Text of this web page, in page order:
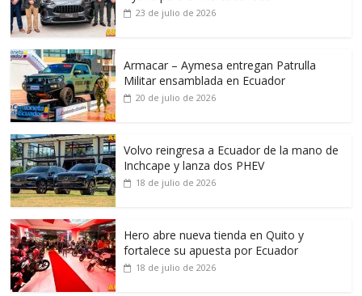
23 de julio de 2026
Armacar – Aymesa entregan Patrulla
Militar ensamblada en Ecuador
20 de julio de 2026
Volvo reingresa a Ecuador de la mano de
Inchcape y lanza dos PHEV
18 de julio de 2026
Hero abre nueva tienda en Quito y
fortalece su apuesta por Ecuador
18 de julio de 2026